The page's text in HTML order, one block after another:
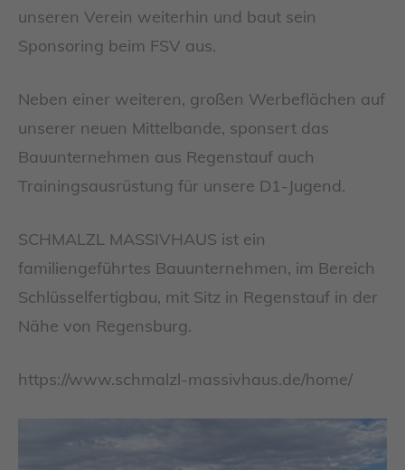
unseren Verein weiterhin und baut sein
Sponsoring beim FSV aus.
Neben einer weiteren, großen Werbeflächen auf
unserer neuen Mittelbande, sponsert das
Bauunternehmen aus Regenstauf auch
Trainingsausrüstung für unsere D1-Jugend.
SCHMALZL MASSIVHAUS ist ein
familiengeführtes Bauunternehmen, im Bereich
Schlüsselfertigbau, mit Sitz in Regenstauf in der
Nähe von Regensburg.
https://www.schmalzl-massivhaus.de/home/